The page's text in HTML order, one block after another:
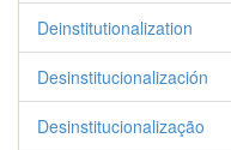
Deinstitutionalization
Desinstitucionalización
Desinstitucionalização